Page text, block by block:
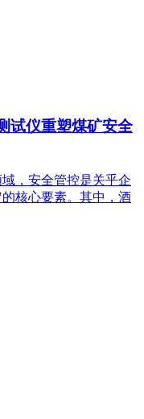
试仪重塑煤矿安全
，安全管控是关乎企
核心要素。其中，酒